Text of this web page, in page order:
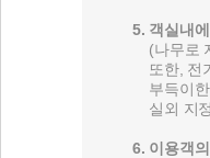
5. 객실내
(나무로
또한, 전
부득이한
실외 지
6. 이용객